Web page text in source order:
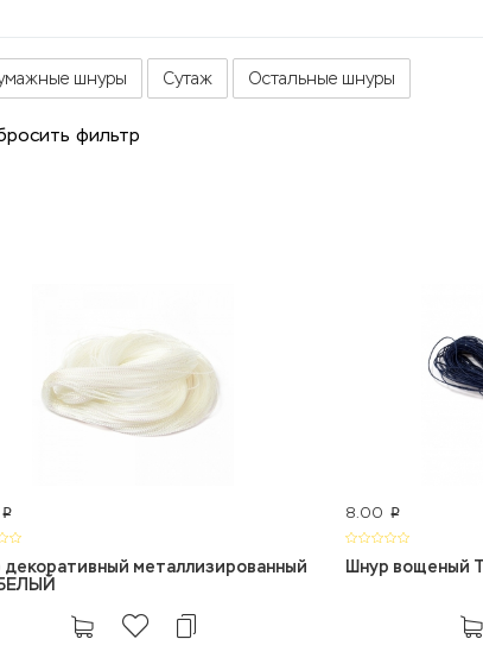
шнуры Сутаж Остальные шнуры
фильтр
p
декоративный металлизированный
8.00 p
Шнур вощеный